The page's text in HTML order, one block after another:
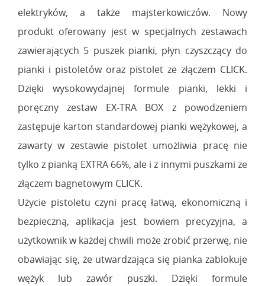
elektryków, a także majsterkowiczów. Nowy
produkt oferowany jest w specjalnych zestawach
zawierających 5 puszek pianki, płyn czyszczący do
pianki i pistoletów oraz pistolet ze złączem CLICK.
Dzięki wysokowydajnej formule pianki, lekki i
poręczny zestaw EX-TRA BOX z powodzeniem
zastępuje karton standardowej pianki wężykowej, a
zawarty w zestawie pistolet umożliwia pracę nie
tylko z pianką EXTRA 66%, ale i z innymi puszkami ze
złączem bagnetowym CLICK.
Użycie pistoletu czyni pracę łatwą, ekonomiczną i
bezpieczną, aplikacja jest bowiem precyzyjna, a
użytkownik w każdej chwili może zrobić przerwę, nie
obawiając się, że utwardzająca się pianka zablokuje
wężyk lub zawór puszki. Dzięki formule